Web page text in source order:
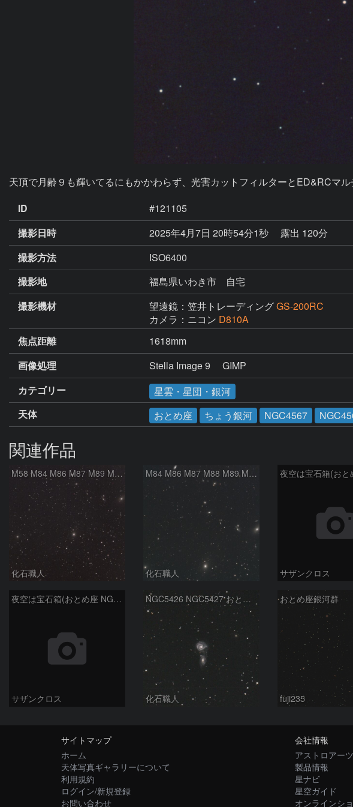
天頂で月齢９も輝いてるにもかかわらず、光害カットフィルターとED&RCマ
ID
#121105
撮影日時
2025年4月7日 20時54分1秒
露出 120分
撮影方法
ISO6400
撮影地
福島県いわき市 自宅
撮影機材
望遠鏡：笠井トレーディングGS-200RC
カメラ：ニコン D810A
焦点距離
1618mm
画像処理
Stella Image 9     GIMP
カテゴリー
星雲・星団・銀河
天体
おとめ座 ちょう銀河 NGC4567
関連作品
M58 M84 M86 M87 M89 M90 マルカリアンの銀河鎖 おとめ座 かみのけ座
化石職人
M84 M86 M87 M88 M89 M90 M91 マルカリアンの銀河鎖 おとめ座 かみのけ座
化石職人 サザンクロス
夜空は宝石箱(おとめ座 NGC5746) Seestar50
サザンクロス
NGC5426 NGC5427 おとめ座
化石職人
おとめ座銀河群
fuji235
サイトマップ
ホーム
天体写真ギャラリーについて
利用規約
ログイン/新規登録
お問い合わせ
会社情報
アストロアーツ
製品情報
星ナビ
星空ガイド
オンラインシ